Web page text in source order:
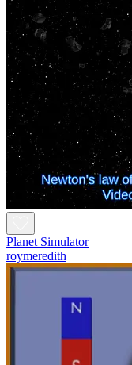
Planet Simulator
roymeredith